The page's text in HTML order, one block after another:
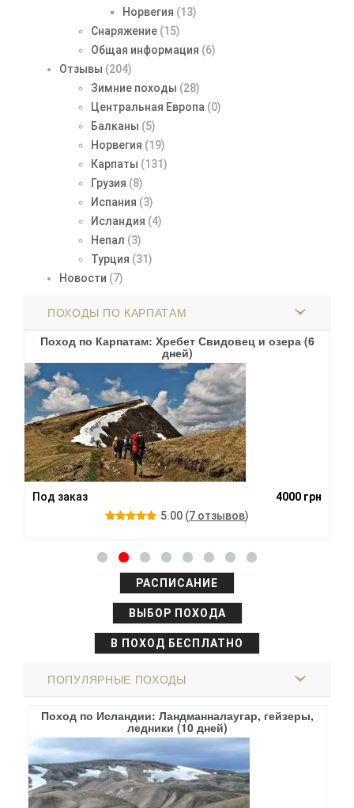
Норвегия (13)
Снаряжение (15)
Общая информация (6)
Отзывы (204)
Зимние походы (28)
Центральная Европа (0)
Балканы (5)
Норвегия (19)
Карпаты (131)
Грузия (8)
Испания (3)
Исландия (4)
Непал (3)
Турция (31)
Новости (7)
ПОХОДЫ ПО КАРПАТАМ
Поход по Карпатам: Хребет Свидовец и озера (6
дней)
Под заказ
4000 грн
5.00 (7 отзывов)
РАСПИСАНИЕ
ВЫБОР ПОХОДА
В ПОХОД БЕСПЛАТНО
ПОПУЛЯРНЫЕ ПОХОДЫ
Поход по Исландии: Ландманналаугар, гейзеры,
ледники (10 дней)